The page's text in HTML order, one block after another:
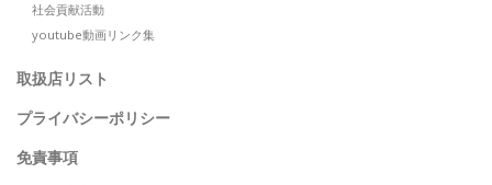
社会貢献活動
youtube動画リンク集
取扱店リスト
プライバシーポリシー
免責事項